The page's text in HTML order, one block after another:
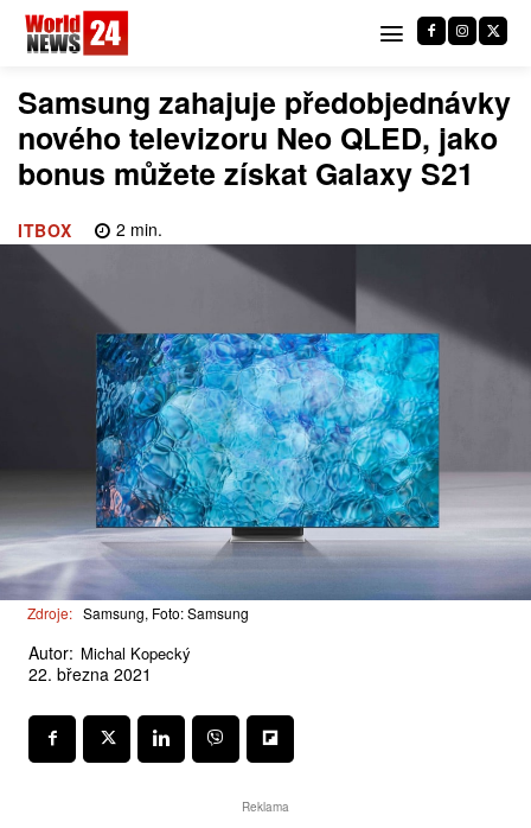
Samsung zahajuje předobjednávky
nového televizoru Neo QLED, jako
bonus můžete získat Galaxy S21
ITBOX 2 min.
Zdroje: Samsung, Foto: Samsung
Autor: Michal Kopecký
22. března 2021
Reklama